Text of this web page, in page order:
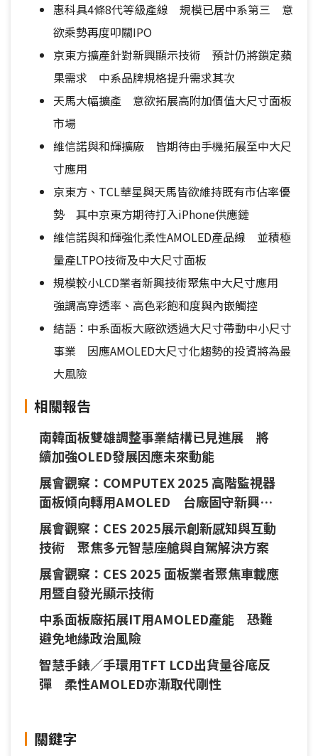
惠科具4條8代等級產線 規模已居中系第三 意
欲乘勢再度叩關IPO
京東方擴產針對新興顯示技術 預計仍將鎖定蘋
果需求 中系品牌規格提升需求其次
天馬大幅擴產 意欲拓展高附加價值大尺寸面板
市場
維信諾與和輝擴廠 皆期待由手機拓展至中大尺
寸應用
京東方、TCL華星與天馬皆欲維持既有市佔率優
勢 其中京東方期待打入iPhone供應鏈
維信諾與和輝強化柔性AMOLED產品線 並積極
量產LTPO技術及中大尺寸面板
規模較小LCD業者新興技術聚焦中大尺寸應用
強調高穿透率、高色彩飽和度與內嵌觸控
結語：中系面板大廠欲透過大尺寸帶動中小尺寸
事業 因應AMOLED大尺寸化趨勢的投資將為最
大風險
相關報告
南韓面板雙雄調整事業結構已見進展 將
續加強OLED發展因應未來動能
展會觀察：COMPUTEX 2025 高階監視器
面板傾向轉用AMOLED 台廠固守新興顯
示技術
展會觀察：CES 2025展示創新感知與互動
技術 聚焦多元智慧座艙與自駕解決方案
展會觀察：CES 2025 面板業者聚焦車載應
用暨自發光顯示技術
中系面板廠拓展IT用AMOLED產能 恐難
避免地緣政治風險
智慧手錶／手環用TFT LCD出貨量谷底反
彈 柔性AMOLED亦漸取代剛性
關鍵字